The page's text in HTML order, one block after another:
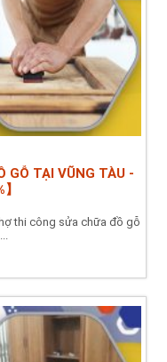
GỖ TẠI VŨNG TÀU -
thi công sửa chữa đồ gỗ